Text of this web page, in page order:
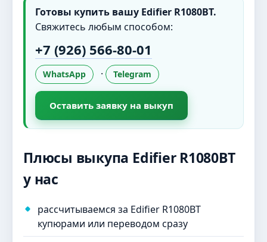
Готовы купить вашу Edifier R1080BT.
Свяжитесь любым способом:
+7 (926) 566-80-01
WhatsApp · Telegram
Оставить заявку на выкуп
Плюсы выкупа Edifier R1080BT
у нас
рассчитываемся за Edifier R1080BT
купюрами или переводом сразу